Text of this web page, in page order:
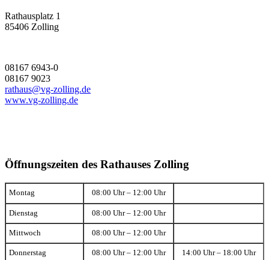
Rathausplatz 1
85406 Zolling
08167 6943-0
08167 9023
rathaus@vg-zolling.de
www.vg-zolling.de
Öffnungszeiten des Rathauses Zolling
Montag 08:00 Uhr – 12:00 Uhr
Dienstag 08:00 Uhr – 12:00 Uhr
Mittwoch 08:00 Uhr – 12:00 Uhr
Donnerstag 08:00 Uhr – 12:00 Uhr 14:00 Uhr – 18:00 Uhr